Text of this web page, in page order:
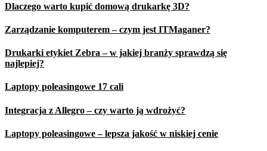
Dlaczego warto kupić domową drukarkę 3D?
Zarządzanie komputerem – czym jest ITMaganer?
Drukarki etykiet Zebra – w jakiej branży sprawdzą się
najlepiej?
Laptopy poleasingowe 17 cali
Integracja z Allegro – czy warto ją wdrożyć?
Laptopy poleasingowe – lepsza jakość w niskiej cenie